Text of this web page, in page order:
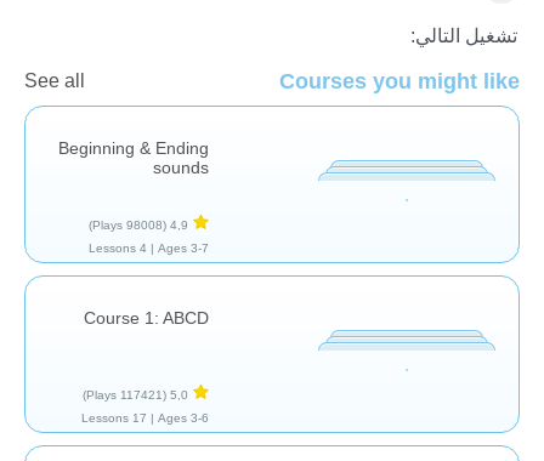
تشغيل التالي:
Courses you might like
See all
Beginning & Ending
sounds
4,9
(98008 Plays)
Ages 3-7 |
4 Lessons
Course 1: ABCD
5,0
(117421 Plays)
Ages 3-6 |
17 Lessons